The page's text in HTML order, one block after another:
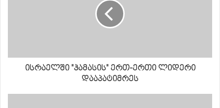
ისრაელში "ჰამასის" ერთ-ერთი ლიდერი
დააპატიმრეს